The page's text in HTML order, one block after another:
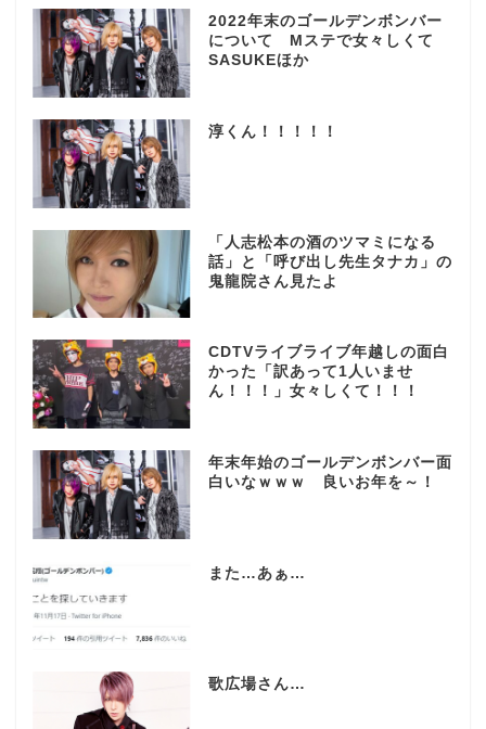
2022年末のゴールデンボンバー
について Mステで女々しくて
SASUKEほか
淳くん！！！！！
「人志松本の酒のツマミになる
話」と「呼び出し先生タナカ」の
鬼龍院さん見たよ
CDTVライブライブ年越しの面白
かった「訳あって1人いませ
ん！！！」女々しくて！！！
年末年始のゴールデンボンバー面
白いなｗｗｗ 良いお年を～！
また…あぁ…
歌広場さん…